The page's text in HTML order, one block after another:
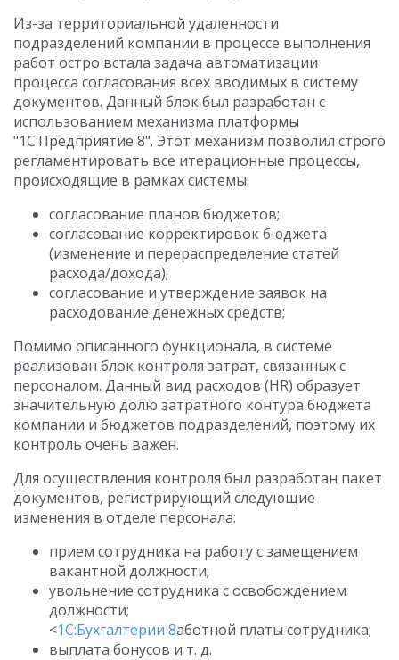
Из-за территориальной удаленности
подразделений компании в процессе выполнения
работ остро встала задача автоматизации
процесса согласования всех вводимых в систему
документов. Данный блок был разработан с
использованием механизма платформы
"1С:Предприятие 8". Этот механизм позволил строго
регламентировать все итерационные процессы,
происходящие в рамках системы:
согласование планов бюджетов;
согласование корректировок бюджета
(изменение и перераспределение статей
расхода/дохода);
согласование и утверждение заявок на
расходование денежных средств;
Помимо описанного функционала, в системе
реализован блок контроля затрат, связанных с
персоналом. Данный вид расходов (HR) образует
значительную долю затратного контура бюджета
компании и бюджетов подразделений, поэтому их
контроль очень важен.
Для осуществления контроля был разработан пакет
документов, регистрирующий следующие
изменения в отделе персонала:
прием сотрудника на работу с замещением
вакантной должности;
увольнение сотрудника с освобождением
должности;
<1С:Бухгалтерии 8аботной платы сотрудника;
выплата бонусов и т. д.